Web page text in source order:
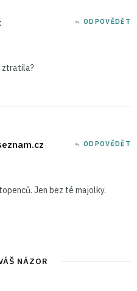
ODPOVĚDĚT
ztratila?
ODPOVĚDĚT
Jen bez té majolky.
NÁZOR